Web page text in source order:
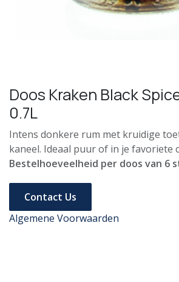
Doos Kraken Black
0.7L
Intens donkere rum met kruidige
kaneel. Ideaal puur of in je favoriete
Bestelhoeveelheid per doos van 6
Contact Us
Algemene Voorwaarden